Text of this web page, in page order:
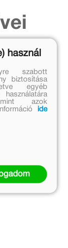
használ
szabott
biztosítása
egyéb
azok
ide